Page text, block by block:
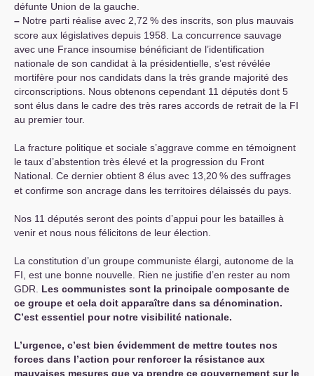
défunte Union de la gauche.
– Notre parti réalise avec 2,72 % des inscrits, son plus mauvais
score aux législatives depuis 1958. La concurrence sauvage
avec une France insoumise bénéficiant de l’identification
nationale de son candidat à la présidentielle, s’est révélée
mortifère pour nos candidats dans la très grande majorité des
circonscriptions. Nous obtenons cependant 11 députés dont 5
sont élus dans le cadre des très rares accords de retrait de la FI
au premier tour.
La fracture politique et sociale s’aggrave comme en témoignent
le taux d’abstention très élevé et la progression du Front
National. Ce dernier obtient 8 élus avec 13,20% des suffrages
et confirme son ancrage dans les territoires délaissés du pays.
Nos 11 députés seront des points d’appui pour les batailles à
venir et nous nous félicitons de leur élection.
La constitution d’un groupe communiste élargi, autonome de la
FI , est une bonne nouvelle. Rien ne justifie d’en rester au nom
GDR
Les communistes sont la principale composante de
ce groupe et cela doit apparaître dans sa dénomination.
C’est essentiel pour notre visibilité nationale.
L’urgence, c’est bien évidemment de mettre toutes nos
forces dans l’action pour renforcer la résistance aux
mauvaises mesures que va prendre ce gouvernement sur le